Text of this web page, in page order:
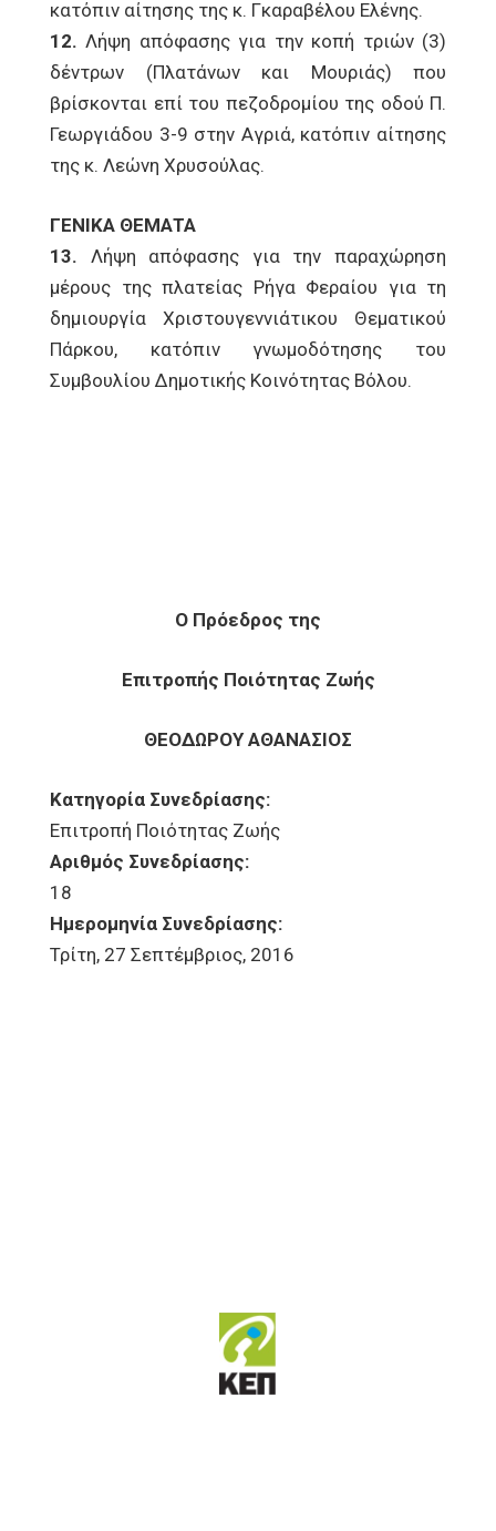
κατόπιν αίτησης της κ. Γκαραβέλου Ελένης.
12. Λήψη απόφασης για την κοπή τριών (3)
δέντρων (Πλατάνων και Μουριάς) που
βρίσκονται επί του πεζοδρομίου της οδού Π.
Γεωργιάδου 3-9 στην Αγριά, κατόπιν αίτησης
της κ. Λεώνη Χρυσούλας.
ΓΕΝΙΚΑ ΘΕΜΑΤΑ
13. Λήψη απόφασης για την παραχώρηση
μέρους της πλατείας Ρήγα Φεραίου για τη
δημιουργία Χριστουγεννιάτικου Θεματικού
Πάρκου, κατόπιν γνωμοδότησης του
Συμβουλίου Δημοτικής Κοινότητας Βόλου.
Ο Πρόεδρος της
Επιτροπής Ποιότητας Ζωής
ΘΕΟΔΩΡΟΥ ΑΘΑΝΑΣΙΟΣ
Κατηγορία Συνεδρίασης:
Επιτροπή Ποιότητας Ζωής
Αριθμός Συνεδρίασης:
18
Ημερομηνία Συνεδρίασης:
Τρίτη, 27 Σεπτέμβριος, 2016